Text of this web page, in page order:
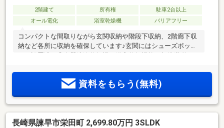
2階建て 所有権
駐車2台以上
オール電化
浴室乾燥機 バリアフリー
コンパクトな間取りながら玄関収納や階段下収納、2階廊下収
納など各所に収納を確保しています♪玄関にはシューズボック
資料をもらう(無料)
長崎県諫早市栄田町 2,699.80万円 3SLDK